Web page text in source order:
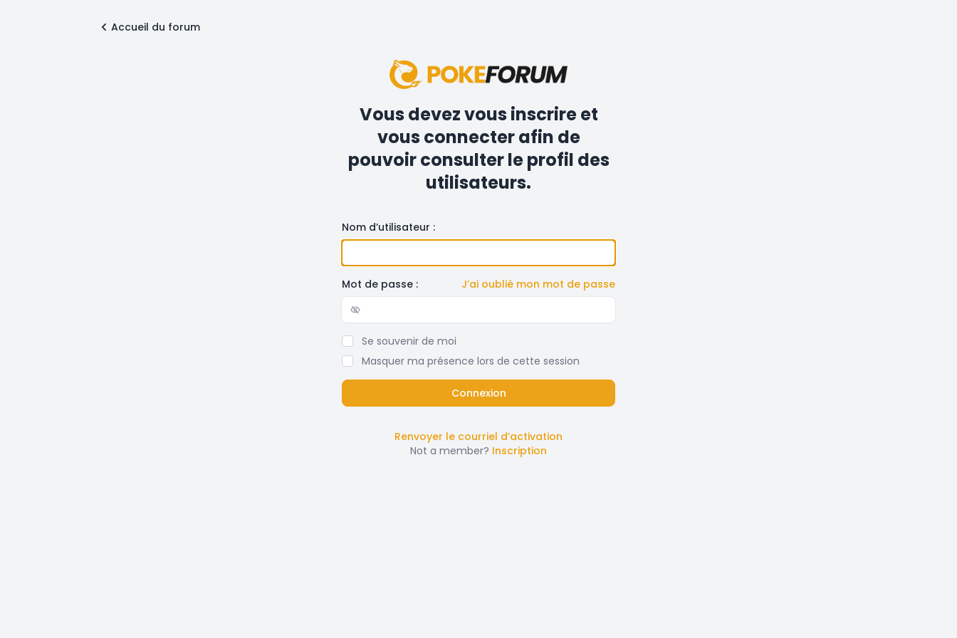
Accueil du forum
Vous devez vous inscrire et
vous connecter afin de
pouvoir consulter le profil des
utilisateurs.
Nom d’utilisateur :
Mot de passe : J’ai oublié mon mot de passe
Show/hide password
Se souvenir de moi
Masquer ma présence lors de cette session
Renvoyer le courriel d’activation
Not a member? Inscription